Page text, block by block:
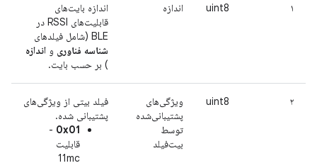
۱ uint8 اندازه
اندازه بایت‌های
قابلیت‌های RSSI در
BLE (شامل فیلدهای
شناسه فناوری و اندازه
) بر حسب بایت.
۲ uint8
ویژگی‌های
پشتیبانی‌شده
توسط
بیت‌فیلد
فیلد بیتی از ویژگی‌های
پشتیبانی شده.
0x01
-
قابلیت
11mc